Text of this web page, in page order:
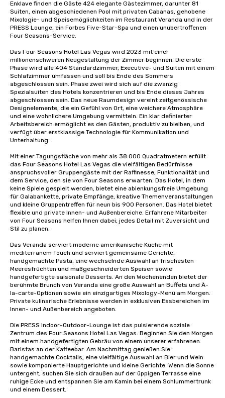
Enklave finden die Gäste 424 elegante Gästezimmer, darunter 81
Suiten, einen abgeschiedenen Pool mit privaten Cabanas, gehobene
Mixologie- und Speisemöglichkeiten im Restaurant Veranda und in der
PRESS Lounge, ein Forbes Five-Star-Spa und einen unübertroffenen
Four Seasons-Service.
Das Four Seasons Hotel Las Vegas wird 2023 mit einer
millionenschweren Neugestaltung der Zimmer beginnen. Die erste
Phase wird alle 404 Standardzimmer, Executive- und Suiten mit einem
Schlafzimmer umfassen und soll bis Ende des Sommers
abgeschlossen sein. Phase zwei wird sich auf die zwanzig
Spezialsuiten des Hotels konzentrieren und bis Ende dieses Jahres
abgeschlossen sein. Das neue Raumdesign vereint zeitgenössische
Designelemente, die ein Gefühl von Ort, eine weichere Atmosphäre
und eine wohnlichere Umgebung vermitteln. Ein klar definierter
Arbeitsbereich ermöglicht es den Gästen, produktiv zu bleiben, und
verfügt über erstklassige Technologie für Kommunikation und
Unterhaltung.
Mit einer Tagungsfläche von mehr als 38.000 Quadratmetern erfüllt
das Four Seasons Hotel Las Vegas die vielfältigen Bedürfnisse
anspruchsvoller Gruppengäste mit der Raffinesse, Funktionalität und
dem Service, den sie von Four Seasons erwarten. Das Hotel, in dem
keine Spiele gespielt werden, bietet eine ablenkungsfreie Umgebung
für Galabankette, private Empfänge, kreative Themenveranstaltungen
und kleine Gruppentreffen für neun bis 900 Personen. Das Hotel bietet
flexible und private Innen- und Außenbereiche. Erfahrene Mitarbeiter
von Four Seasons helfen Ihnen dabei, jedes Detail mit Zuversicht und
Stil zu planen.
Das Veranda serviert moderne amerikanische Küche mit
mediterranem Touch und serviert gemeinsame Gerichte,
handgemachte Pasta, eine wechselnde Auswahl an frischesten
Meeresfrüchten und maßgeschneiderten Speisen sowie
handgefertigte saisonale Desserts. An den Wochenenden bietet der
berühmte Brunch von Veranda eine große Auswahl an Buffets und À-
la-carte-Optionen sowie ein einzigartiges Mixology-Menü am Morgen.
Private kulinarische Erlebnisse werden in exklusiven Essbereichen im
Innen- und Außenbereich angeboten.
Die PRESS Indoor-Outdoor-Lounge ist das pulsierende soziale
Zentrum des Four Seasons Hotel Las Vegas. Beginnen Sie den Morgen
mit einem handgefertigten Gebräu von einem unserer erfahrenen
Baristas an der Kaffeebar. Am Nachmittag genießen Sie
handgemachte Cocktails, eine vielfältige Auswahl an Bier und Wein
sowie komponierte Hauptgerichte und kleine Gerichte. Wenn die Sonne
untergeht, suchen Sie sich draußen auf der üppigen Terrasse eine
ruhige Ecke und entspannen Sie am Kamin bei einem Schlummertrunk
und einem Dessert.